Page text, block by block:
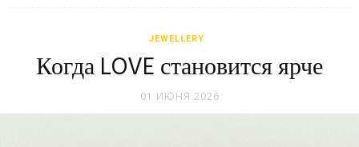
JEWELLERY
Когда LOVE становится ярче
01 ИЮНЯ 2026